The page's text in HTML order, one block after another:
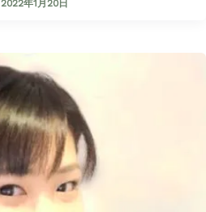
2022年1月20日